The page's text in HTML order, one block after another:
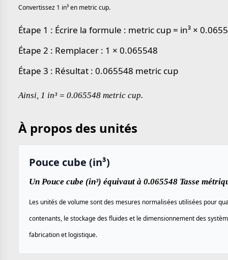
Convertissez 1 in³ en metric cup.
Étape 1 : Écrire la formule : metric cup = in³ ×
Étape 2 : Remplacer : 1 × 0.065548
Étape 3 : Résultat : 0.065548 metric cup
Ainsi, 1 in³ = 0.065548 metric cup.
À propos des unités
Pouce cube (in³)
Un Pouce cube (in³) équivaut à 0.065548 Tasse
Les unités de volume sont des mesures normalisées utilisées pour
contenants, le stockage des fluides et le dimensionnement des
fabrication et logistique.